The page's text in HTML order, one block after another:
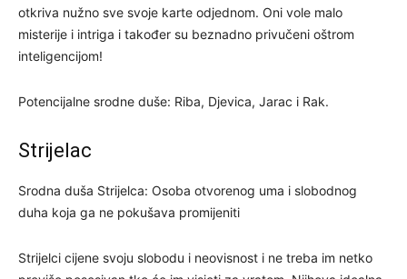
otkriva nužno sve svoje karte odjednom. Oni vole malo
misterije i intriga i također su beznadno privučeni oštrom
inteligencijom!
Potencijalne srodne duše: Riba, Djevica, Jarac i Rak.
Strijelac
Srodna duša Strijelca: Osoba otvorenog uma i slobodnog
duha koja ga ne pokušava promijeniti
Strijelci cijene svoju slobodu i neovisnost i ne treba im netko